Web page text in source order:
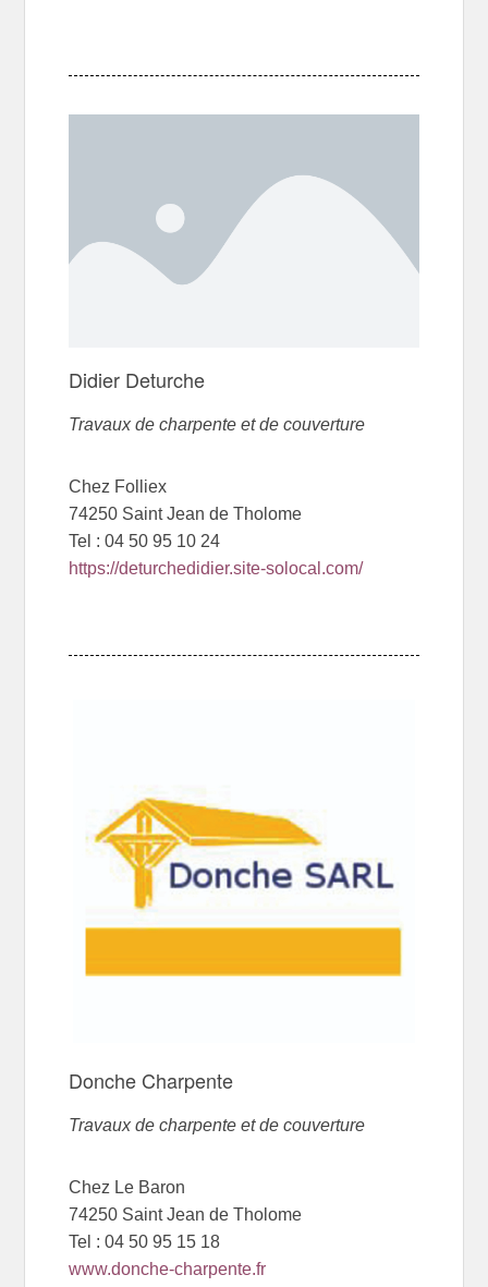
Didier Deturche
Travaux de charpente et de couverture
Chez Folliex
74250 Saint Jean de Tholome
Tel : 04 50 95 10 24
https://deturchedidier.site-solocal.com/
Donche Charpente
Travaux de charpente et de couverture
Chez Le Baron
74250 Saint Jean de Tholome
Tel : 04 50 95 15 18
www.donche-charpente.fr